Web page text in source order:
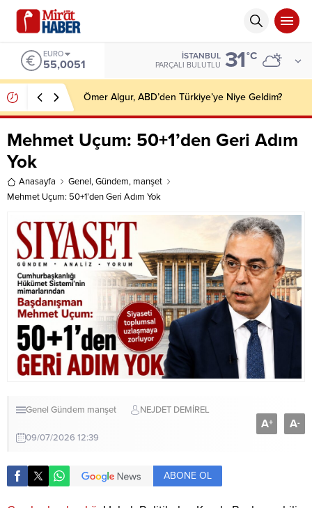
ALTIN
6.584,66
İSTANBUL
PARÇALI BULUTLU 31°C
Boynukalın’dan 18 Yaş Altı Evlilik Düzenlemesine
Tepki: “Evlilik Suç, Zina Serbest”
Mehmet Uçum: 50+1’den Geri Adım
Yok
Anasayfa Genel,Gündem, manşet
Mehmet Uçum: 50+1’den Geri Adım Yok
Genel Gündem manşet NEJDET DEMİREL
09/07/2026 12:39
A+ A-
ABONE OL